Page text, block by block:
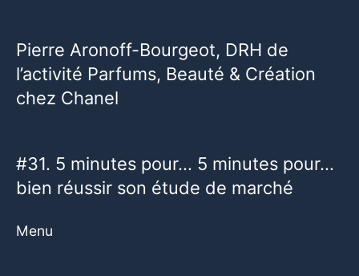
Pierre Aronoff-Bourgeot, DRH de
l’activité Parfums, Beauté & Création
chez Chanel
#31. 5 minutes pour… 5 minutes pour…
bien réussir son étude de marché
Menu